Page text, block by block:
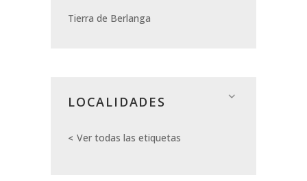
Tierra de Berlanga
LOCALIDADES
Ver todas las etiquetas